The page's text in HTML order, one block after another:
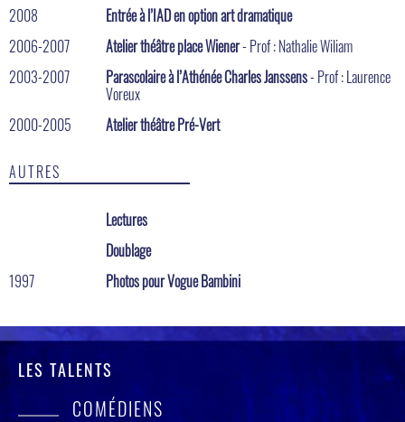
2008
Entrée à l’IAD en option art dramatique
2006-2007
Atelier théâtre place Wiener- Prof : Nathalie Wiliam
2003-2007
Parascolaire à l’Athénée Charles Janssens- Prof : Laurence
Voreux
2000-2005
Atelier théâtre Pré-Vert
AUTRES
Lectures
Doublage
1997
Photos pour Vogue Bambini
LES TALENTS
COMÉDIENS